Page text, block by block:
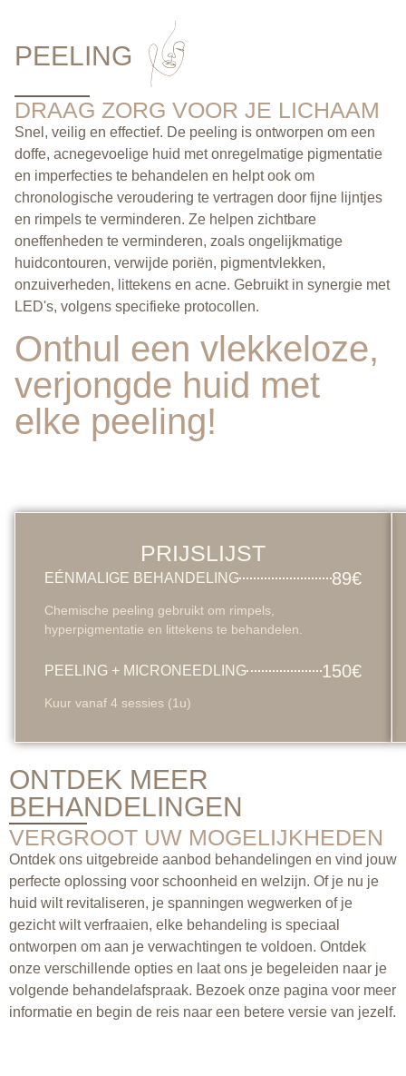
PEELING
DRAAG ZORG VOOR JE LICHAAM
Snel, veilig en effectief. De peeling is ontworpen om een
doffe, acnegevoelige huid met onregelmatige pigmentatie
en imperfecties te behandelen en helpt ook om
chronologische veroudering te vertragen door fijne lijntjes
en rimpels te verminderen. Ze helpen zichtbare
oneffenheden te verminderen, zoals ongelijkmatige
huidcontouren, verwijde poriën, pigmentvlekken,
onzuiverheden, littekens en acne. Gebruikt in synergie met
LED's, volgens specifieke protocollen.
Onthul een vlekkeloze,
verjongde huid met
elke peeling!
PRIJSLIJST
EÉNMALIGE BEHANDELING 89€
Chemische peeling gebruikt om rimpels,
hyperpigmentatie en littekens te behandelen.
PEELING + MICRONEEDLING 150€
Kuur vanaf 4 sessies (1u)
ONTDEK MEER
BEHANDELINGEN
VERGROOT UW MOGELIJKHEDEN
Ontdek ons uitgebreide aanbod behandelingen en vind jouw
perfecte oplossing voor schoonheid en welzijn. Of je nu je
huid wilt revitaliseren, je spanningen wegwerken of je
gezicht wilt verfraaien, elke behandeling is speciaal
ontworpen om aan je verwachtingen te voldoen. Ontdek
onze verschillende opties en laat ons je begeleiden naar je
volgende behandelafspraak. Bezoek onze pagina voor meer
informatie en begin de reis naar een betere versie van jezelf.